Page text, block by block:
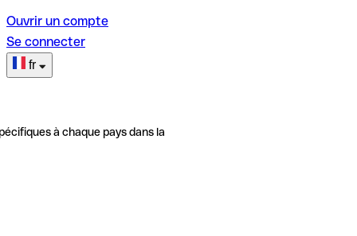
Ouvrir un compte
Se connecter
fr
à chaque pays dans la